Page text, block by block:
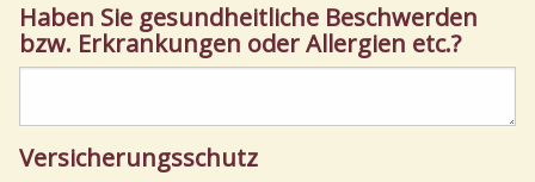
Haben Sie gesundheitliche Beschwerden
bzw. Erkrankungen oder Allergien etc.?
Versicherungsschutz